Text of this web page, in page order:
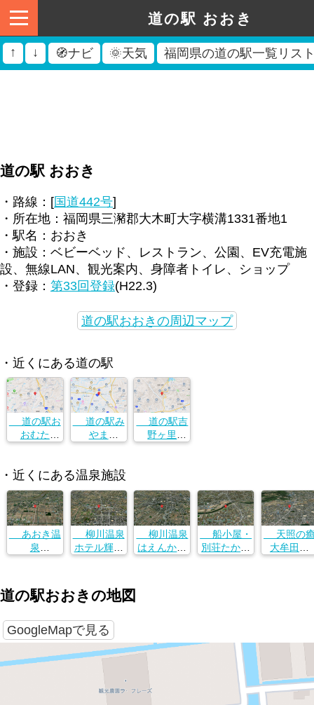
道の駅 おおき
↑ ↓ 🧭ナビ 🌞天気 福岡県の道の駅一覧リス
道の駅 おおき
・路線：[国道442号]
・所在地：福岡県三瀦郡大木町大字横溝1331番地1
・駅名：おおき
・施設：ベビーベッド、レストラン、公園、EV充電施
設、無線LAN、観光案内、身障者トイレ、ショップ
・登録： 第33回登録(H22.3)
道の駅おおきの周辺マップ
・近くにある道の駅
道の駅お
おむた
字横溝1331
番地1
道の駅み
やま
字横溝1331
番地1
道の駅吉
野ヶ里
番地1
・近くにある温泉施設
あおき温
泉
上青木３６
６−１
柳川温泉
ホテル輝泉
市三橋町柳
河８７４
柳川温泉
はえんかぜ
船小屋・
別荘たかと
天照の
大牟田店
道の駅おおきの地図
GoogleMapで見る